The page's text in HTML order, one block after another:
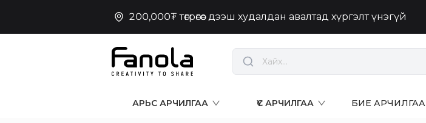
200,000₮ төгрөгөөс дээш худалдан авалтад хүргэлт үнэгүй
АРЬС АРЧИЛГАА ҮС АРЧИЛГАА БИЕ АРЧИЛГАА